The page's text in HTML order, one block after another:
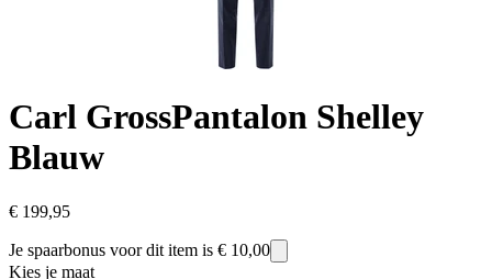
Carl GrossPantalon Shelley
Blauw
€ 199,95
Je spaarbonus voor dit item is € 10,00
Kies je maat